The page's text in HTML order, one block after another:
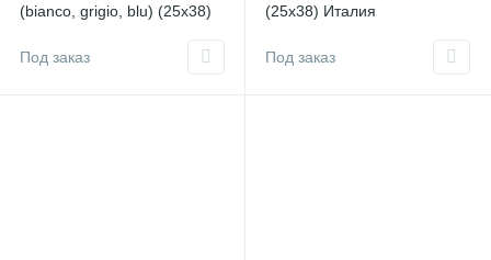
(bianco, grigio, blu) (25х38)
Под заказ
(25х38) Италия
Под заказ